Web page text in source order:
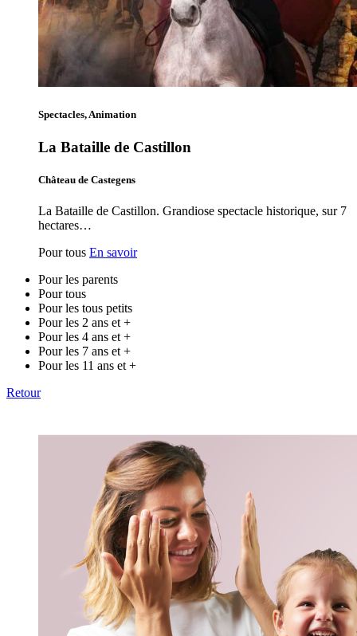
Spectacles, Animation
La Bataille de Castillon
Château de Castegens
La Bataille de Castillon. Grandiose spectacle historique, sur 7
hectares…
Pour tous En savoir
Pour les parents
Pour tous
Pour les tous petits
Pour les 2 ans et +
Pour les 4 ans et +
Pour les 7 ans et +
Pour les 11 ans et +
Retour